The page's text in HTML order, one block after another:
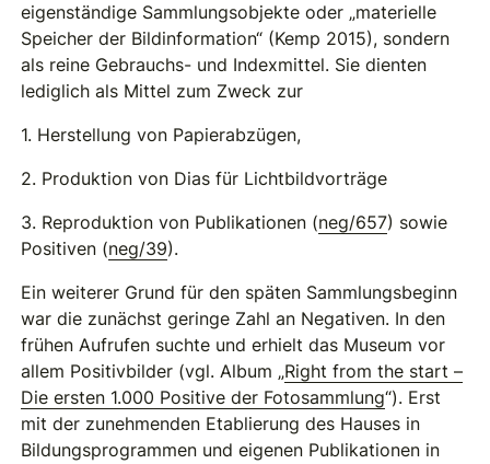
eigenständige Sammlungsobjekte oder „materielle
Speicher der Bildinformation“ (Kemp 2015), sondern
als reine Gebrauchs- und Indexmittel. Sie dienten
lediglich als Mittel zum Zweck zur
1. Herstellung von Papierabzügen,
2. Produktion von Dias für Lichtbildvorträge
3. Reproduktion von Publikationen (neg/657) sowie
Positiven (neg/39).
Ein weiterer Grund für den späten Sammlungsbeginn
war die zunächst geringe Zahl an Negativen. In den
frühen Aufrufen suchte und erhielt das Museum vor
allem Positivbilder (vgl. Album „Right from the start –
Die ersten 1.000 Positive der Fotosammlung“). Erst
mit der zunehmenden Etablierung des Hauses in
Bildungsprogrammen und eigenen Publikationen in